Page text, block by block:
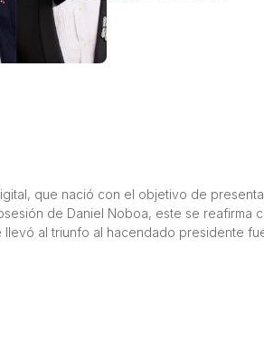
que nació con el objetivo de
de Daniel Noboa, este se reafirma
al triunfo al hacendado presidente